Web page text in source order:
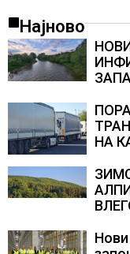
Најново
НА